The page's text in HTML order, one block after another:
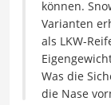
können.
Varianten
als LKW-
Was die
die Nase